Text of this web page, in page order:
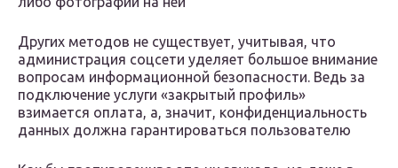
Других методов не существует, учитывая, что
администрация соцсети уделяет большое внимание
вопросам информационной безопасности. Ведь за
подключение услуги «закрытый профиль»
взимается оплата, а, значит, конфиденциальность
данных должна гарантироваться пользователю